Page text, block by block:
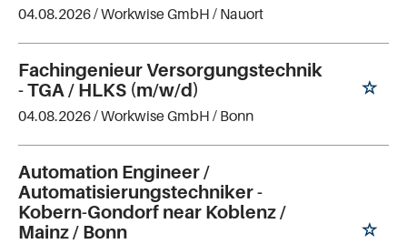
04.08.2026 /Workwise GmbH / Nauort
Fachingenieur Versorgungstechnik
- TGA / HLKS (m/w/d)
04.08.2026 /Workwise GmbH / Bonn
Automation Engineer /
Automatisierungstechniker -
Kobern-Gondorf near Koblenz /
Mainz / Bonn